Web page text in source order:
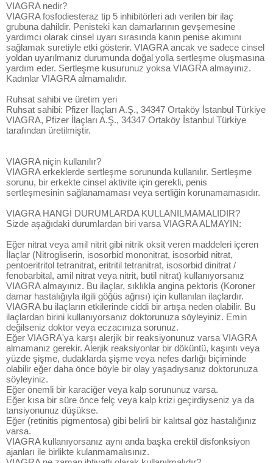
VIAGRA nedir?
VIAGRA fosfodiesteraz tip 5 inhibitörleri adı verilen bir ilaç
grubuna dahildir. Penisteki kan damarlarının gevşemesine
yardımcı olarak cinsel uyarı sırasında kanın penise akımını
sağlamak suretiyle etki gösterir. VIAGRA ancak ve sadece cinsel
yoldan uyarılmanız durumunda doğal yolla sertleşme oluşmasına
yardım eder. Sertleşme kusurunuz yoksa VIAGRA almayınız.
Kadınlar VIAGRA almamalıdır.
Ruhsat sahibi ve üretim yeri
Ruhsat sahibi: Pfizer İlaçları A.Ş., 34347 Ortaköy İstanbul Türkiye
VIAGRA, Pfizer İlaçları A.Ş., 34347 Ortaköy İstanbul Türkiye
tarafından üretilmiştir.
VIAGRA niçin kullanılır?
VIAGRA erkeklerde sertleşme sorununda kullanılır. Sertleşme
sorunu, bir erkekte cinsel aktivite için gerekli, penis
sertleşmesinin sağlanamaması veya sertliğin korunamamasıdır.
VIAGRA HANGİ DURUMLARDA KULLANILMAMALIDIR?
Sizde aşağıdaki durumlardan biri varsa VIAGRA ALMAYIN:
Eğer nitrat veya amil nitrit gibi nitrik oksit veren maddeleri içeren
İlaçlar (Nitrogliserin, isosorbid mononitrat, isosorbid nitrat,
pentoeritritol tetranitrat, eritritil tetranitrat, isosorbid dinitrat /
fenobarbital, amil nitrat veya nitrit, butil nitrat) kullanıyorsanız
VIAGRA almayınız. Bu ilaçlar, sıklıkla angina pektoris (Koroner
damar hastalığıyla ilgili göğüs ağrısı) için kullanılan ilaçlardır.
VIAGRA bu ilaçların etkilerinde ciddi bir artışa neden olabilir. Bu
ilaçlardan birini kullanıyorsanız doktorunuza söyleyiniz. Emin
değilseniz doktor veya eczacınıza sorunuz.
Eğer VIAGRA'ya karşı alerjik bir reaksiyonunuz varsa VIAGRA
almamanız gerekir. Alerjik reaksiyonlar bir döküntü, kaşıntı veya
yüzde şişme, dudaklarda şişme veya nefes darlığı biçiminde
olabilir eğer daha önce böyle bir olay yaşadıysanız doktorunuza
söyleyiniz.
Eğer önemli bir karaciğer veya kalp sorununuz varsa.
Eğer kısa bir süre önce felç veya kalp krizi geçirdiyseniz ya da
tansiyonunuz düşükse.
Eğer (retinitis pigmentosa) gibi belirli bir kalıtsal göz hastalığınız
varsa.
VIAGRA kullanıyorsanız aynı anda başka erektil disfonksiyon
ajanları ile birlikte kulanmamalısınız.